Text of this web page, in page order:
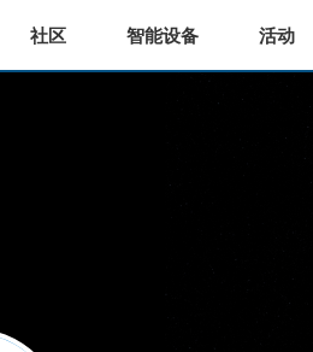
社区 智能设备 活动